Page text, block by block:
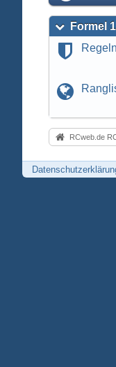
Formel
Regeln
RCweb.de